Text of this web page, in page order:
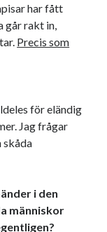
har fått
går rakt in,
Precis som
för eländig
Jag frågar
skåda
i den
människor